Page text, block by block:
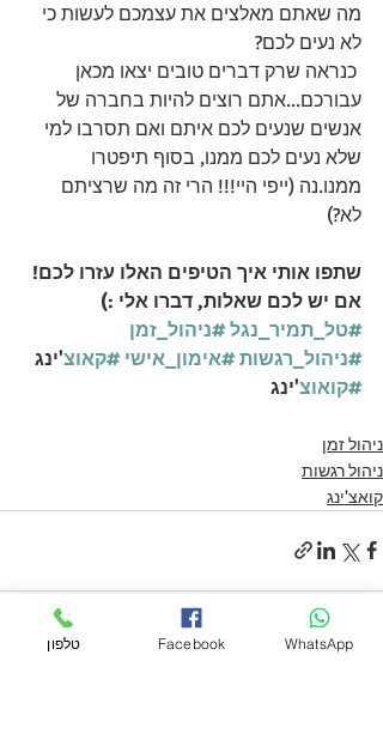
מה שאתם מאלצים את עצמכם לעשות כי
לא נעים לכם?
כנראה שרק דברים טובים יצאו מכאן
עבורכם...אתם רוצים להיות בחברה של
אנשים שנעים לכם איתם ואם תסרבו למי
שלא נעים לכם ממנו, בסוף תיפטרו
ממנו.נה (ייפי היי!!! הרי זה מה שרציתם
לא?)
שתפו אותי איך הטיפים האלו עזרו לכם!
אם יש לכם שאלות, דברו אלי :)
#טל_תמיר_נגל #ניהול_זמן
#ניהול_רגשות #אימון_אישי #קאוצ'ינג
#קואוצ'ינג
ניהול זמן
ניהול רגשות
קואצ'ינג
טלפון Facebook WhatsApp